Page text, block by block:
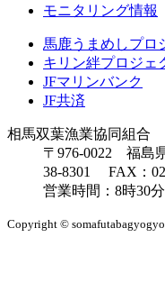
モニタリング情報
馬鹿うまめしプロ
キリン絆プロジェ
JFマリンバンク
JF共済
相馬双葉漁業協同組合
〒976-0022 福島
38-8301 FAX：
営業時間：8時30
Copyright ©